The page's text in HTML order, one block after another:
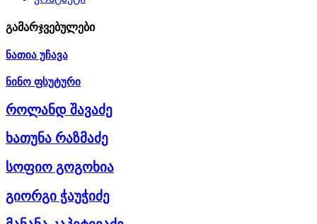
გამარჯვებულები
ნათია უჩავა
ნინო ფსუტური
როლანდ შავაძე
ხათუნა რაზმაძე
სოფიო გოგოხია
გიორგი ჭაუჭიძე